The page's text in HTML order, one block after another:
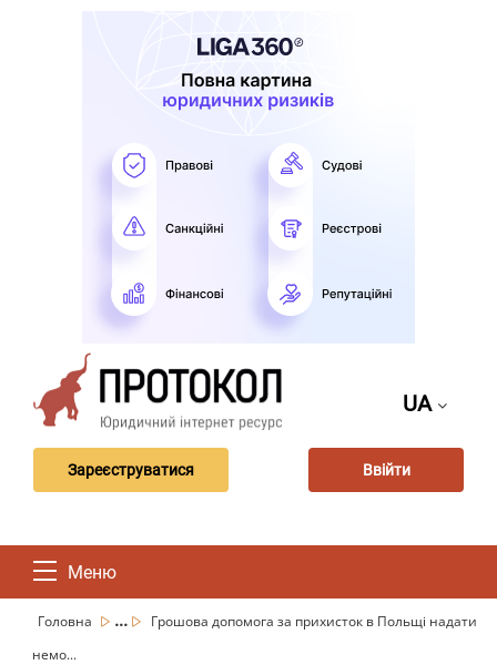
UA
Зареєструватися Ввійти
Меню
Головна ...
Грошова допомога за прихисток в Польщі надати
немо...